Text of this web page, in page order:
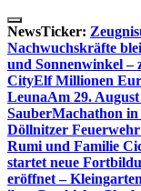
Skip
to
content
NewsTicker:
Nachwuchskräfte
und Sonnenwinkel –
CityElf Millionen
LeunaAm 29.
SauberMachathon
Döllnitzer
Rumi und Familie
startet neue
eröffnet –